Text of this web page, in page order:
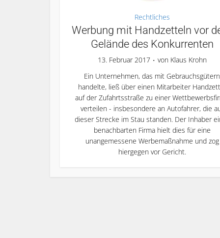
Rechtliches
Werbung mit Handzetteln vor
Gelände des Konkurrenten
13. Februar 2017 von Klaus Krohn
Ein Unternehmen, das mit Gebrauchsgütern
handelte, ließ über einen Mitarbeiter
auf der Zufahrtsstraße zu einer
verteilen - insbesondere an Autofahrer, die
dieser Strecke im Stau standen. Der Inhaber
benachbarten Firma hielt dies für eine
unangemessene Werbemaßnahme und zog
hiergegen vor Gericht.